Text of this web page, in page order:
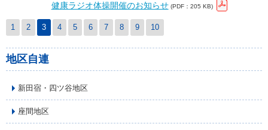
健康ラジオ体操開催のお知らせ (PDF：205 KB)
1 2 3 4 5 6 7 8 9 10
地区自連
新田宿・四ツ谷地区
座間地区